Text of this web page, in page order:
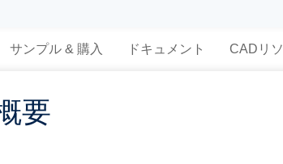
サンプル & 購入 ドキュメント CADリ
要